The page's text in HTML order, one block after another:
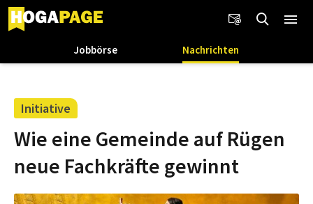
Jobbörse Nachrichten
Initiative
Wie eine Gemeinde auf Rügen
neue Fachkräfte gewinnt